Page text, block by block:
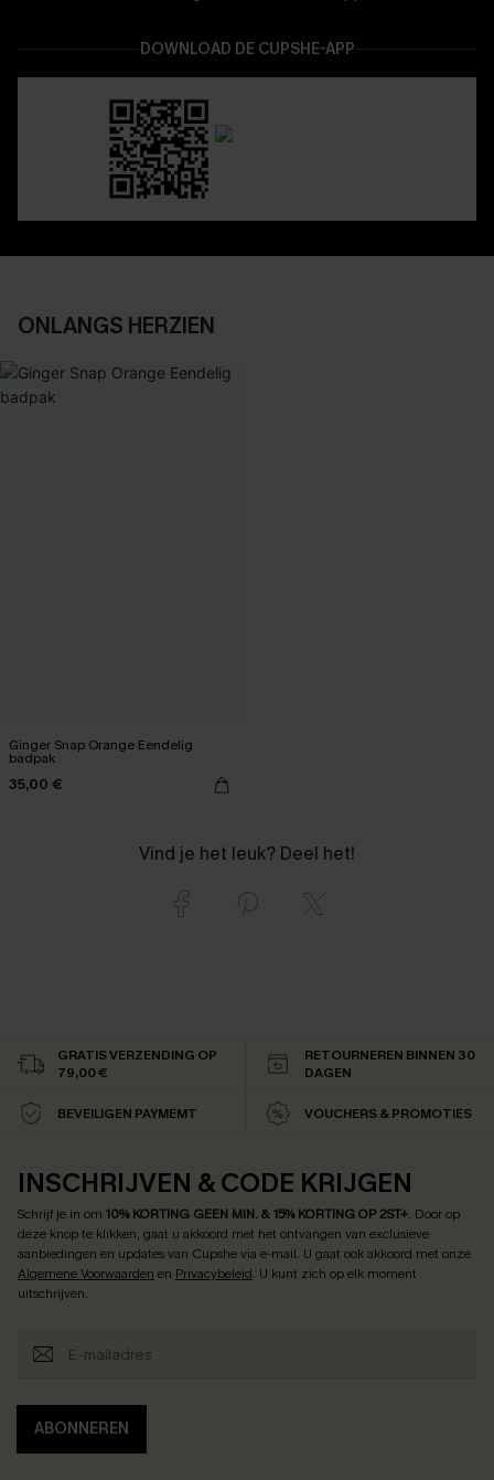
DOWNLOAD DE CUPSHE-APP
ONLANGS HERZIEN
Ginger Snap Orange Eendelig
badpak
35,00 €
Vind je het leuk? Deel het!
GRATIS VERZENDING OP
79,00 €
RETOURNEREN BINNEN 30
DAGEN
BEVEILIGEN PAYMEMT VOUCHERS & PROMOTIES
INSCHRIJVEN & CODE KRIJGEN
Schrijf je in om 10% KORTING GEEN MIN. & 15% KORTING OP 2ST+. Door op
deze knop te klikken, gaat u akkoord met het ontvangen van exclusieve
aanbiedingen en updates van Cupshe via e-mail. U gaat ook akkoord met onze
Algemene Voorwaarden en Privacybeleid. U kunt zich op elk moment
uitschrijven.
ABONNEREN